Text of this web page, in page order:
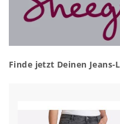
Finde jetzt Deinen